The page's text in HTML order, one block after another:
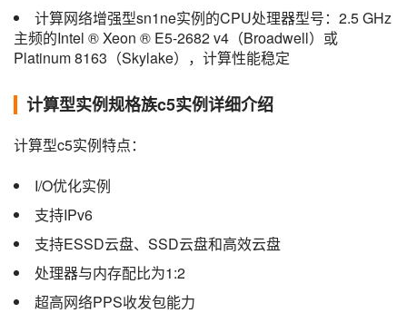
计算网络增强型sn1ne实例的CPU处理器型号：2.5 GHz
主频的Intel ® Xeon ® E5-2682 v4（Broadwell）或
Platinum 8163（Skylake），计算性能稳定
计算型实例规格族c5实例详细介绍
计算型c5实例特点：
I/O优化实例
支持IPv6
支持ESSD云盘、SSD云盘和高效云盘
处理器与内存配比为1:2
超高网络PPS收发包能力